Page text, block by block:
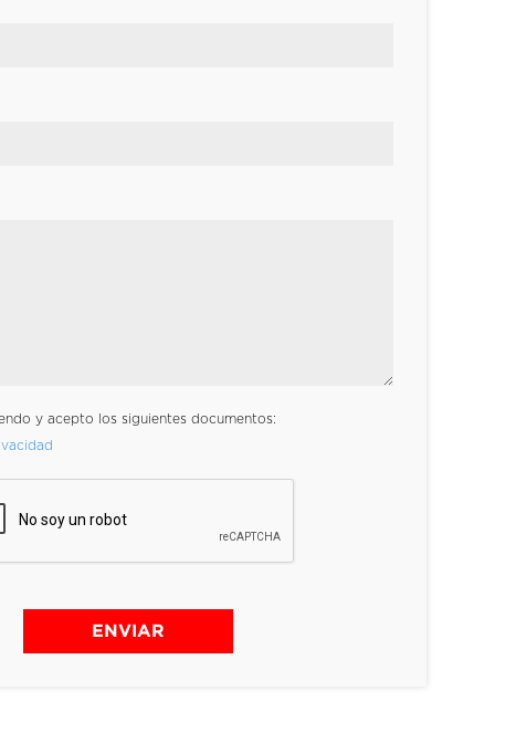
y acepto los siguientes documentos:
ENVIAR